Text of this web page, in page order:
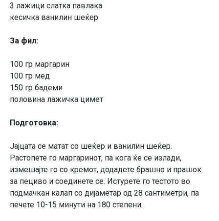
3 лажици слатка павлака
кесичка ванилин шеќер
За фил:
100 гр маргарин
100 гр мед
150 гр бадеми
половина лажичка цимет
Подготовка:
Јајцата се матат со шеќер и ванилин шеќер.
Растопете го маргаринот, па кога ќе се излади,
измешајте го со кремот, додадете брашно и прашок
за пециво и соединете се. Истурете го тестото во
подмачкан калап со дијаметар од 28 сантиметри, па
печете 10-15 минути на 180 степени.